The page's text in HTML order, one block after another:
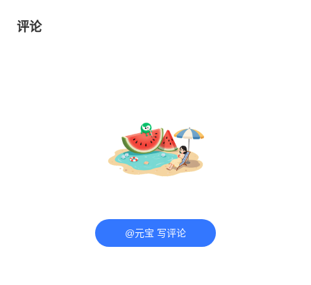
评论
@元宝 写评论